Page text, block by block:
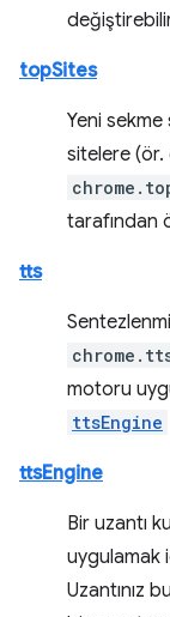
topSites
Yeni
sitelere (ör.
tarafından
tts
motoru
ttsEngine
ttsEngine
Bir uzantı
uygulamak
Uzantınız